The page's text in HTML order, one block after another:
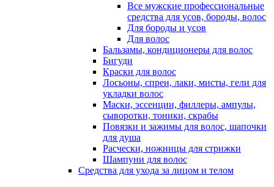
Все мужские профессиональные
средства для усов, бороды, волос
Для бороды и усов
Для волос
Бальзамы, кондиционеры для волос
Бигуди
Краски для волос
Лосьоны, спреи, лаки, мисты, гели для
укладки волос
Маски, эссенции, филлеры, ампулы,
сыворотки, тоники, скрабы
Повязки и зажимы для волос, шапочки
для душа
Расчески, ножницы для стрижки
Шампуни для волос
Средства для ухода за лицом и телом